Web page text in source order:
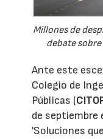
Millones de
debate
Ante este
Colegio de
Públicas (
de septiembre
'Soluciones